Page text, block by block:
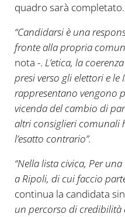
quadro sarà completato.
“Candidarsi è una
fronte alla propria
nota -. L’etica, la
presi verso gli elettori e le
rappresentano vengono
vicenda del cambio di
altri consiglieri comunali
l’esatto contrario”.
“Nella lista civica, Per
a Ripoli, di cui faccio
continua la candidata
un percorso di